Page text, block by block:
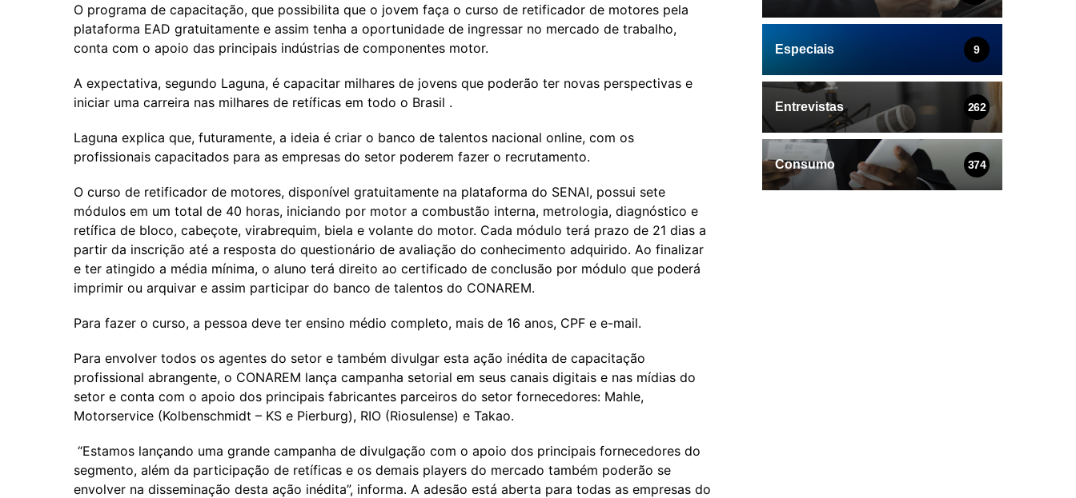
O programa de capacitação, que possibilita que o jovem faça o curso de retificador de motores pela
plataforma EAD gratuitamente e assim tenha a oportunidade de ingressar no mercado de trabalho,
conta com o apoio das principais indústrias de componentes motor.
A expectativa, segundo Laguna, é capacitar milhares de jovens que poderão ter novas perspectivas e
iniciar uma carreira nas milhares de retíficas em todo o Brasil .
Laguna explica que, futuramente, a ideia é criar o banco de talentos nacional online, com os
profissionais capacitados para as empresas do setor poderem fazer o recrutamento.
O curso de retificador de motores, disponível gratuitamente na plataforma do SENAI, possui sete
módulos em um total de 40 horas, iniciando por motor a combustão interna, metrologia, diagnóstico e
retífica de bloco, cabeçote, virabrequim, biela e volante do motor. Cada módulo terá prazo de 21 dias a
partir da inscrição até a resposta do questionário de avaliação do conhecimento adquirido. Ao finalizar
e ter atingido a média mínima, o aluno terá direito ao certificado de conclusão por módulo que poderá
imprimir ou arquivar e assim participar do banco de talentos do CONAREM.
Para fazer o curso, a pessoa deve ter ensino médio completo, mais de 16 anos, CPF e e-mail.
Para envolver todos os agentes do setor e também divulgar esta ação inédita de capacitação
profissional abrangente, o CONAREM lança campanha setorial em seus canais digitais e nas mídias do
setor e conta com o apoio dos principais fabricantes parceiros do setor fornecedores: Mahle,
Motorservice (Kolbenschmidt – KS e Pierburg), RIO (Riosulense) e Takao.
“Estamos lançando uma grande campanha de divulgação com o apoio dos principais fornecedores do
segmento, além da participação de retíficas e os demais players do mercado também poderão se
envolver na disseminação desta ação inédita”, informa. A adesão está aberta para todas as empresas do
Especiais 9
Entrevistas 262
Consumo 374